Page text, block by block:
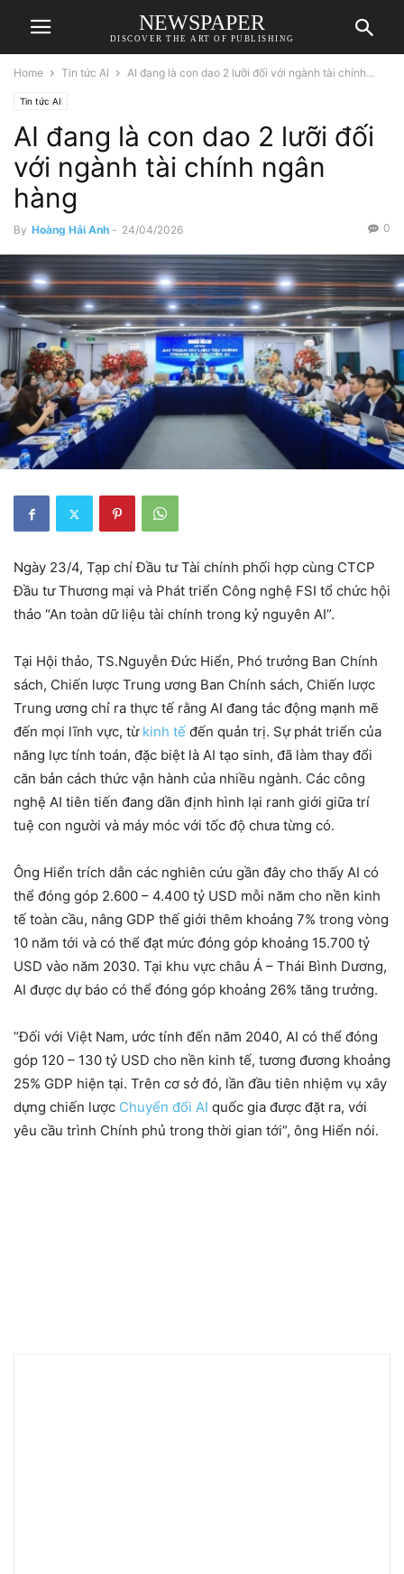
NEWSPAPER
DISCOVER THE ART OF PUBLISHING
Home Tin tức AI AI đang là con dao 2 lưỡi đối với ngành tài chính...
Tin tức AI
AI đang là con dao 2 lưỡi đối
với ngành tài chính ngân
hàng
By Hoàng Hải Anh - 24/04/2026 0
Ngày 23/4, Tạp chí Đầu tư Tài chính phối hợp cùng CTCP
Đầu tư Thương mại và Phát triển Công nghệ FSI tổ chức hội
thảo “An toàn dữ liệu tài chính trong kỷ nguyên AI”.
Tại Hội thảo, TS.Nguyễn Đức Hiển, Phó trưởng Ban Chính
sách, Chiến lược Trung ương Ban Chính sách, Chiến lược
Trung ương chỉ ra thực tế rằng AI đang tác động mạnh mẽ
đến mọi lĩnh vực, từ kinh tế đến quản trị. Sự phát triển của
năng lực tính toán, đặc biệt là AI tạo sinh, đã làm thay đổi
căn bản cách thức vận hành của nhiều ngành. Các công
nghệ AI tiên tiến đang dần định hình lại ranh giới giữa trí
tuệ con người và máy móc với tốc độ chưa từng có.
Ông Hiển trích dẫn các nghiên cứu gần đây cho thấy AI có
thể đóng góp 2.600 – 4.400 tỷ USD mỗi năm cho nền kinh
tế toàn cầu, nâng GDP thế giới thêm khoảng 7% trong vòng
10 năm tới và có thể đạt mức đóng góp khoảng 15.700 tỷ
USD vào năm 2030. Tại khu vực châu Á – Thái Bình Dương,
AI được dự báo có thể đóng góp khoảng 26% tăng trưởng.
“Đối với Việt Nam, ước tính đến năm 2040, AI có thể đóng
góp 120 – 130 tỷ USD cho nền kinh tế, tương đương khoảng
25% GDP hiện tại. Trên cơ sở đó, lần đầu tiên nhiệm vụ xây
dựng chiến lược Chuyển đổi AI quốc gia được đặt ra, với
yêu cầu trình Chính phủ trong thời gian tới”, ông Hiển nói.